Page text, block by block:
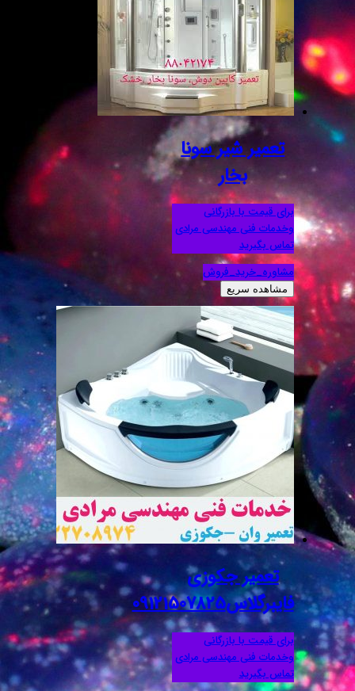
تعمیر شیر سونا
بخار
برای قیمت با بازرگانی
وخدمات فنی مهندسی مرادی
تماس بگیرید
مشاوره_خرید_فروش
مشاهده سریع
تعمیر جکوزی
فایبرگلاس09121507825
برای قیمت با بازرگانی
وخدمات فنی مهندسی مرادی
تماس بگیرید